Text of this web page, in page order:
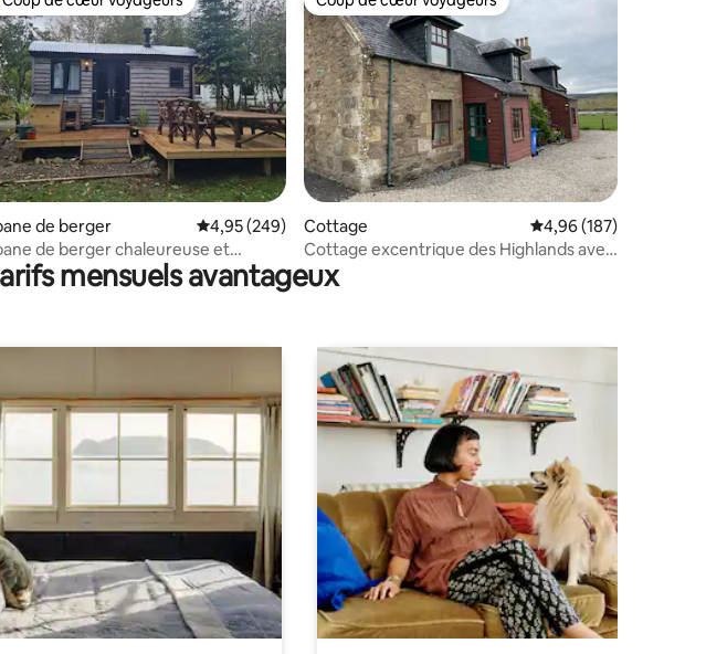
5
sur la base de 1 046 commentaires : 4,94 sur 5
de cœur voyageurs les plus appréciés
de berger Évaluation moyenne sur la base de 249 commentaires : 4,95 sur 5
4,95 (249)
de berger chaleureuse et
Aultnamain, Tain
Coup de cœur voyageurs
Cottage Évaluation moyenne
4,96 (187)
Cottage excentrique des Highlands avec
vues imprenables
mensuels avantageux